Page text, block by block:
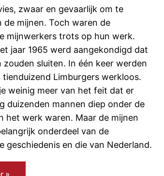
zwaar en gevaarlijk om te
de mijnen. Toch waren de
mijnwerkers trots op hun werk.
jaar 1965 werd aangekondigd dat
zouden sluiten. In één keer werden
tienduizend Limburgers werkloos.
weinig meer van het feit dat er
duizenden mannen diep onder de
het werk waren. Maar de mijnen
onderdeel van de
geschiedenis en die van Nederland.
»